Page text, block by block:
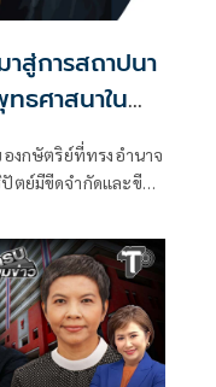
าสู่การสถาปนา
ธศาสนาใน
นฐานะทฤษฎี
รงงานและ
งกษัตริย์ที่ทรงอำนาจ
ตย์มีขีดจำกัดและขีด